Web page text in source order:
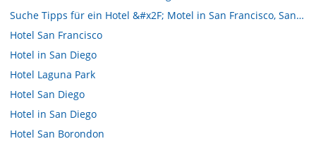
Suche Tipps für ein Hotel &#x2F; Motel in San Francisco, San Diego u. Los Angeles
Hotel San Francisco
Hotel in San Diego
Hotel Laguna Park
Hotel San Diego
Hotel in San Diego
Hotel San Borondon